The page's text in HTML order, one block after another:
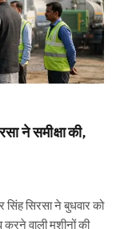
ने समीक्षा की,
सिंह सिरसा ने बुधवार को
करने वाली मशीनों की